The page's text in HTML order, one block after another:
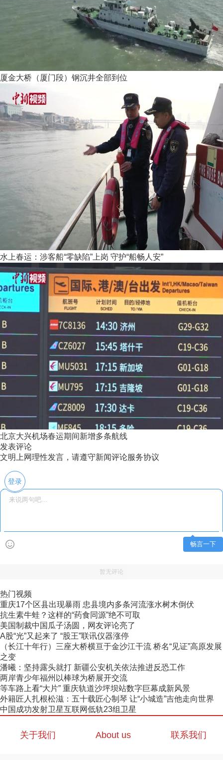
厦金大桥（厦门段）钢沉井全部到位
水上春运：涉客船“零缺陷”上岗 守护“船畅人安”
北京大兴机场春运期间新增多条航线
发表评论
文明上网理性发言，请遵守新闻评论服务协议
登录
畅言一下
暂无评论
热门视频
重庆17个区县出现暴雨 忠县境内多条河流涨水树木倒伏
抗生素牛蛙？这样的“药食同源”绝不可取
美国制裁中国瓜子汤圆，网友评论亮了
A股“光”又起来了 “股王”联讯仪器涨停
（长江十年行）三座大桥横亘于金沙江干流 桥名“见证”高原发展
之变
潘曦：坚持露头就打 新疆公安机关依法推进反恐工作
两岸青少年福州以棒球为桥展开交流
等车路上看“大片” 重庆轨道沙坪坝站数字巨幕成新风景
外籍匠人扎根松滋：五十载匠心制琴 让“小城造”吉他走向世界
中国成功发射卫星互联网低轨23组卫星
关于我们 About us 联系我们